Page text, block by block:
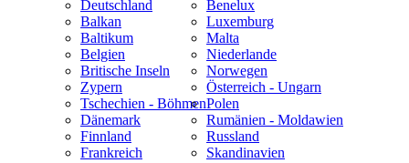
Deutschland
Balkan
Baltikum
Belgien
Britische Inseln
Zypern
Tschechien - Böhmen
Dänemark
Finnland
Frankreich
Benelux
Luxemburg
Malta
Niederlande
Norwegen
Österreich - Ungarn
Polen
Rumänien - Moldawien
Russland
Skandinavien